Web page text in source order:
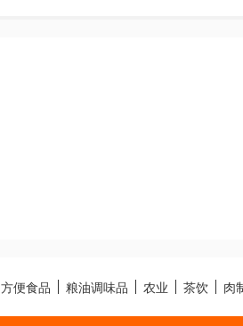
方便食品 粮油调味品 农业 茶饮 肉